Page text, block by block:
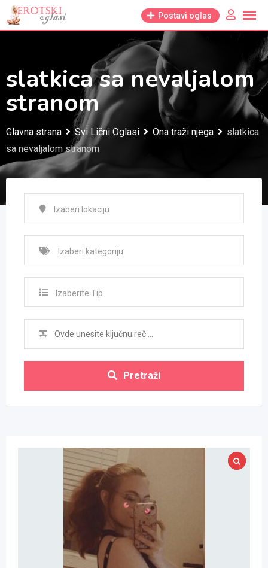
Skip
to
Postavi oglas
slatkica sa nevaljalom
stranom
Glavna strana Svi Lični Oglasi Ona traži njega
slatkica
sa nevaljalom stranom
Izaberite Tip
Pretraži